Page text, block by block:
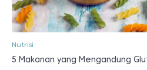
Nutrisi
5 Makanan yang Mengandung